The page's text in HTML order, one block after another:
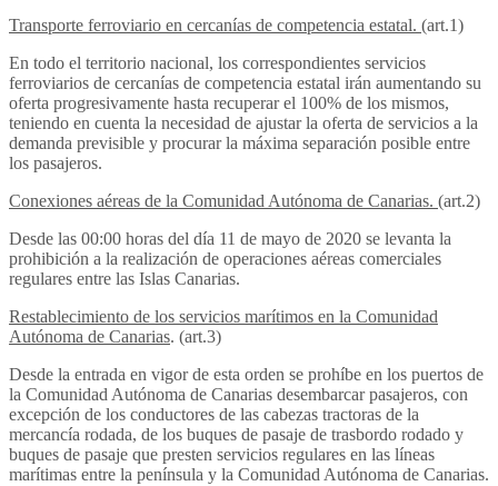
Transporte ferroviario en cercanías de competencia estatal. (art.1)
En todo el territorio nacional, los correspondientes servicios
ferroviarios de cercanías de competencia estatal irán aumentando su
oferta progresivamente hasta recuperar el 100% de los mismos,
teniendo en cuenta la necesidad de ajustar la oferta de servicios a la
demanda previsible y procurar la máxima separación posible entre
los pasajeros.
Conexiones aéreas de la Comunidad Autónoma de Canarias. (art.2)
Desde las 00:00 horas del día 11 de mayo de 2020 se levanta la
prohibición a la realización de operaciones aéreas comerciales
regulares entre las Islas Canarias.
Restablecimiento de los servicios marítimos en la Comunidad
Autónoma de Canarias. (art.3)
Desde la entrada en vigor de esta orden se prohíbe en los puertos de
la Comunidad Autónoma de Canarias desembarcar pasajeros, con
excepción de los conductores de las cabezas tractoras de la
mercancía rodada, de los buques de pasaje de trasbordo rodado y
buques de pasaje que presten servicios regulares en las líneas
marítimas entre la península y la Comunidad Autónoma de Canarias.